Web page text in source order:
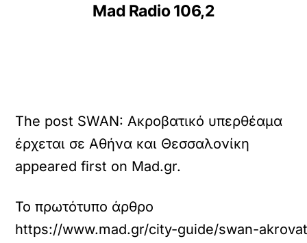
Mad Radio 106,2
The post SWAN: Aκροβατικό υπερθέαμα
έρχεται σε Αθήνα και Θεσσαλονίκη
appeared first on Mad.gr.
Το πρωτότυπο άρθρο
https://www.mad.gr/city-guide/swan-